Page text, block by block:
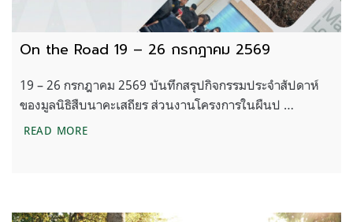
On the Road 19 – 26 กรกฎาคม 2569
19 – 26 กรกฎาคม 2569 บันทึกสรุปกิจกรรมประจำสัปดาห์
ของมูลนิธิสืบนาคะเสถียร ส่วนงานโครงการในผืนป …
READ MOREON THE ROAD 19 – 26 กรกฎาคม 2569